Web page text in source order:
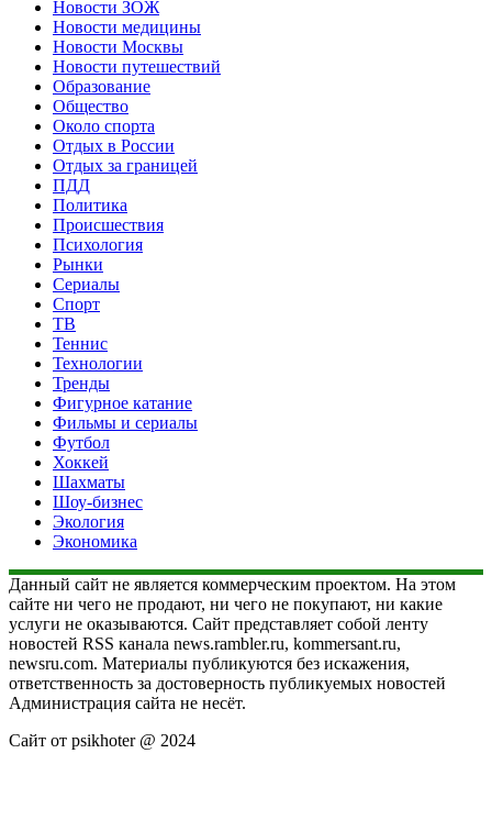
Новости ЗОЖ
Новости медицины
Новости Москвы
Новости путешествий
Образование
Общество
Около спорта
Отдых в России
Отдых за границей
ПДД
Политика
Происшествия
Психология
Рынки
Сериалы
Спорт
ТВ
Теннис
Технологии
Тренды
Фигурное катание
Фильмы и сериалы
Футбол
Хоккей
Шахматы
Шоу-бизнес
Экология
Экономика
Данный сайт не является коммерческим проектом. На этом
сайте ни чего не продают, ни чего не покупают, ни какие
услуги не оказываются. Сайт представляет собой ленту
новостей RSS канала news.rambler.ru, kommersant.ru,
newsru.com. Материалы публикуются без искажения,
ответственность за достоверность публикуемых новостей
Администрация сайта не несёт.
Сайт от psikhoter @ 2024